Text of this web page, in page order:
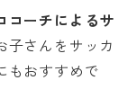
コーチによるサ
子さんをサッカ
もおすすめで